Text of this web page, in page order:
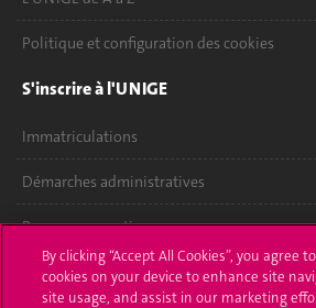
Politique et configuration des cookies
S'inscrire à l'UNIGE
Immatriculations
Démarches administratives
Poser une question
L'UNIGE vous informe
By clicking “Accept All Cookies”, you agree
cookies on your device to enhance site
site usage, and assist in our marketing